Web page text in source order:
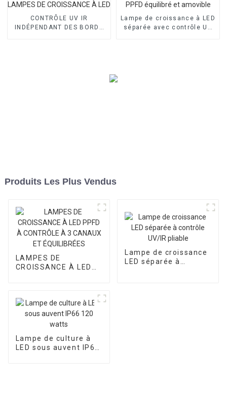
CONTRÔLE UV IR
INDÉPENDANT DES BORDS
Lampe de croissance à LED
séparée avec contrôle UV
Produits Les Plus Vendus
LAMPES DE
CROISSANCE À LED
Lampe de croissance
LED séparée à
Lampe de culture à
LED sous auvent IP66